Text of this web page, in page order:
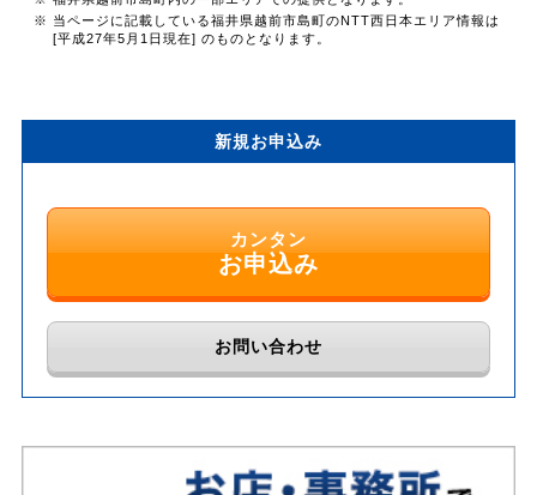
※ 当ページに記載している福井県越前市島町のNTT西日本エリア情報は
[平成27年5月1日現在] のものとなります。
新規お申込み
カンタン
お申込み
お問い合わせ